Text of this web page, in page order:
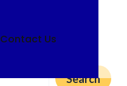
Contact Us
Search